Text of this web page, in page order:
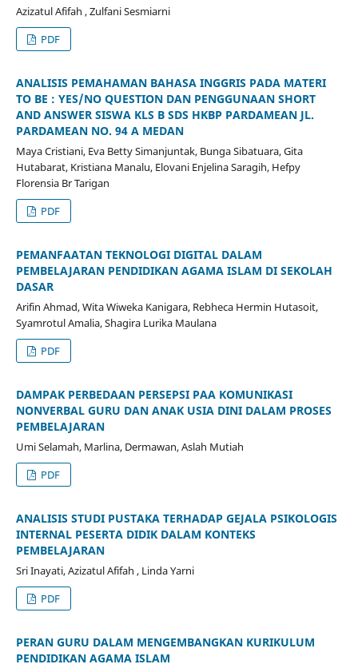
Azizatul Afifah , Zulfani Sesmiarni
PDF
ANALISIS PEMAHAMAN BAHASA INGGRIS PADA MATERI
TO BE : YES/NO QUESTION DAN PENGGUNAAN SHORT
AND ANSWER SISWA KLS B SDS HKBP PARDAMEAN JL.
PARDAMEAN NO. 94 A MEDAN
Maya Cristiani, Eva Betty Simanjuntak, Bunga Sibatuara, Gita
Hutabarat, Kristiana Manalu, Elovani Enjelina Saragih, Hefpy
Florensia Br Tarigan
PDF
PEMANFAATAN TEKNOLOGI DIGITAL DALAM
PEMBELAJARAN PENDIDIKAN AGAMA ISLAM DI SEKOLAH
DASAR
Arifin Ahmad, Wita Wiweka Kanigara, Rebheca Hermin Hutasoit,
Syamrotul Amalia, Shagira Lurika Maulana
PDF
DAMPAK PERBEDAAN PERSEPSI PAA KOMUNIKASI
NONVERBAL GURU DAN ANAK USIA DINI DALAM PROSES
PEMBELAJARAN
Umi Selamah, Marlina, Dermawan, Aslah Mutiah
PDF
ANALISIS STUDI PUSTAKA TERHADAP GEJALA PSIKOLOGIS
INTERNAL PESERTA DIDIK DALAM KONTEKS
PEMBELAJARAN
Sri Inayati, Azizatul Afifah , Linda Yarni
PDF
PERAN GURU DALAM MENGEMBANGKAN KURIKULUM
PENDIDIKAN AGAMA ISLAM